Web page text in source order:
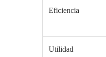
Eficiencia
Utilidad